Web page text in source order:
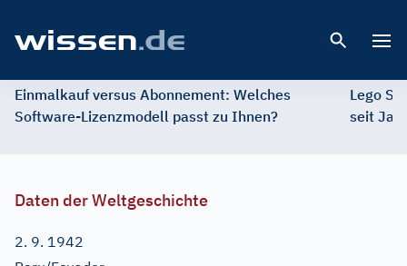
Einmalkauf versus Abonnement: Welches
Software-Lizenzmodell passt zu Ihnen?
Lego
seit
Daten der Weltgeschichte
2. 9. 1942